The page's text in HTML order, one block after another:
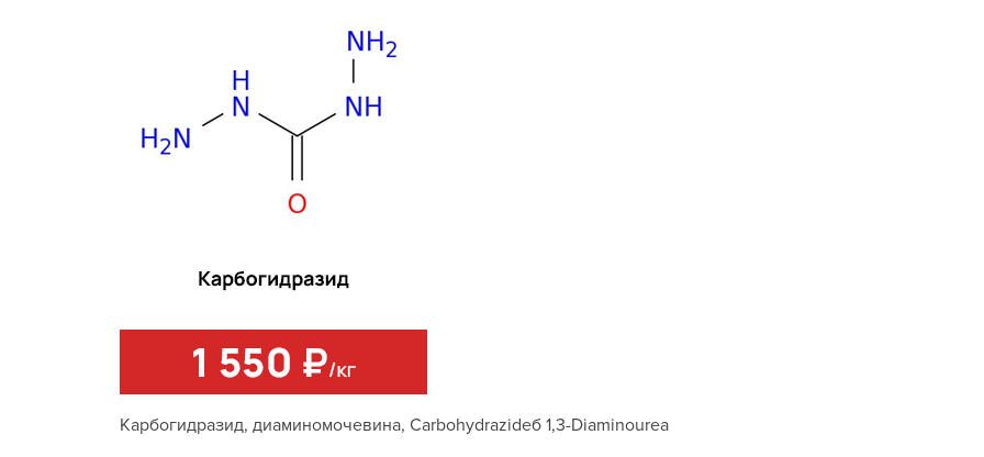
Карбогидразид, диаминомочевина, Carbohydrazideб 1,3-Diaminourea